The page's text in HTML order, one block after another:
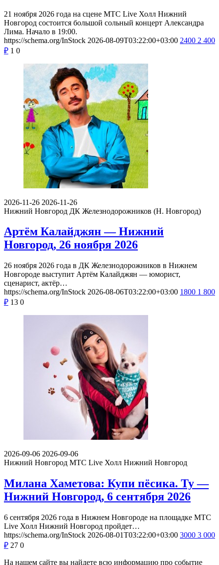
21 ноября 2026 года на сцене МТС Live Холл Нижний
Новгород состоится большой сольный концерт Александра
Лима. Начало в 19:00.
https://schema.org/InStock 2026-08-09T03:22:00+03:00 2400 2 400
₽ 1 0
2026-11-26 2026-11-26
Нижний Новгород ДК Железнодорожников (Н. Новгород)
Артём Калайджян — Нижний
Новгород, 26 ноября 2026
26 ноября 2026 года в ДК Железнодорожников в Нижнем
Новгороде выступит Артём Калайджян — юморист,
сценарист, актёр…
https://schema.org/InStock 2026-08-06T03:22:00+03:00 1800 1 800
₽ 13 0
2026-09-06 2026-09-06
Нижний Новгород МТС Live Холл Нижний Новгород
Милана Хаметова: Купи пёсика. Ту —
Нижний Новгород, 6 сентября 2026
6 сентября 2026 года в Нижнем Новгороде на площадке МТС
Live Холл Нижний Новгород пройдет…
https://schema.org/InStock 2026-08-01T03:22:00+03:00 3000 3 000
₽ 27 0
На нашем сайте вы найдете всю информацию про событие